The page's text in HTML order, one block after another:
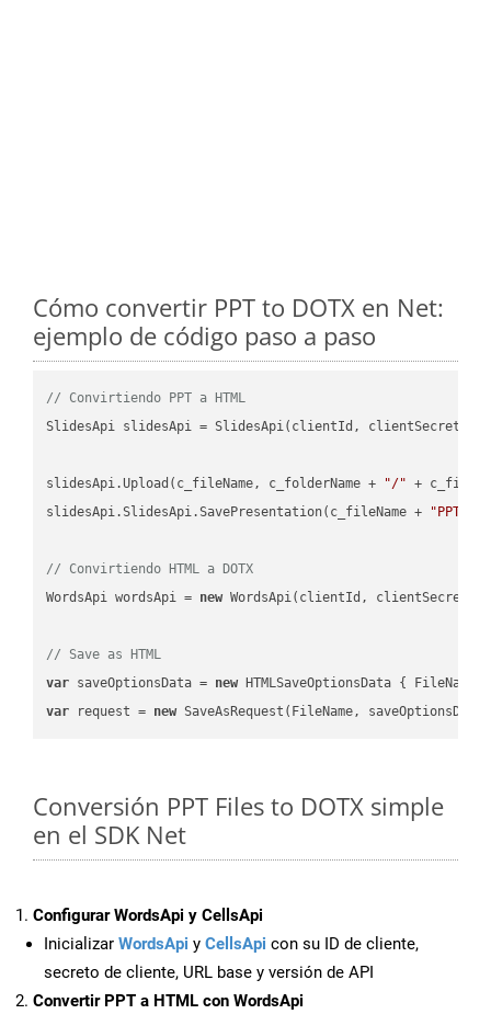
Cómo convertir PPT to DOTX en Net:
ejemplo de código paso a paso
// Convirtiendo PPT a HTML
SlidesApi slidesApi = SlidesApi(clientId, clientSecret);
slidesApi.Upload(c_fileName, c_folderName + "/" +
slidesApi.SlidesApi.SavePresentation(c_fileName +
"PPT"
// Convirtiendo HTML a DOTX
WordsApi wordsApi = new WordsApi(clientId, clientSecret);
// Save as HTML
var saveOptionsData = new HTMLSaveOptionsData { FileName
var request = new
Conversión PPT Files to DOTX simple
en el SDK Net
Configurar WordsApi y CellsApi
Inicializar WordsApi y CellsApi con su ID de cliente,
secreto de cliente, URL base y versión de API
Convertir PPT a HTML con WordsApi